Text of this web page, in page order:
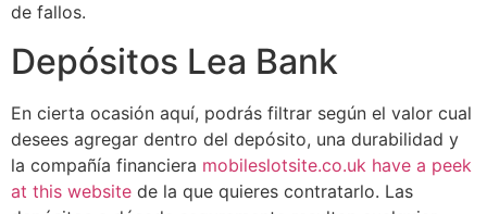
de fallos.
Depósitos Lea Bank
En cierta ocasión aquí, podrás filtrar según el valor cual
desees agregar dentro del depósito, una durabilidad y
la compañía financiera mobileslotsite.co.uk have a peek
at this website de la que quieres contratarlo. Las